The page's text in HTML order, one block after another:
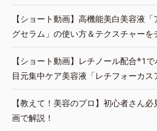
【ショート動画】高機能美白美容液
グセラム」の使い方＆テクスチャーを
【ショート動画】レチノール配合*1
目元集中ケア美容液「レチフォーカス
【教えて！美容のプロ】初心者さん
画で解説！